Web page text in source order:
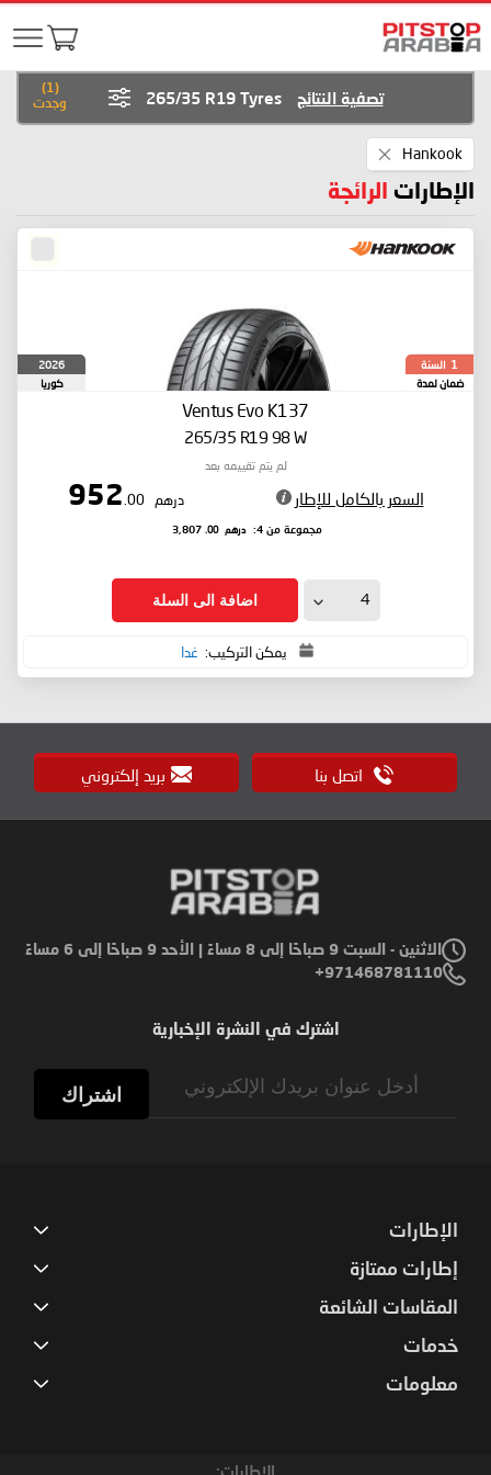
(
1
)
وجدت
تصفية النتائج 265/35 R19 Tyres
Hankook
This
Item
الإطارات الرائجة
1 السنة
ضمان لمدة
2026
كوريا
Ventus Evo K137
265/35 R19 98 W
لم يتم تقييمه بعد
السعر بالكامل للإطار درهم 952
.00
مجموعة من 4: درهم 3,807
.00
اضافة الى السلة
يمكن التركيب: غدا
اتصل بنا بريد إلكتروني
الاثنين - السبت 9 صباحًا إلى 8 مساءً | الأحد 9 صباحًا إلى 6 مساءً
971468781110+
اشترك في النشرة الإخبارية
اشتراك
الإطارات
إطارات ممتازة
المقاسات الشائعة
خدمات
معلومات